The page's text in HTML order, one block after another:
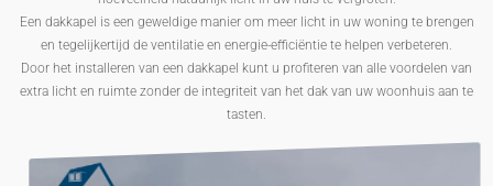
Een dakkapel is een geweldige manier om meer licht in uw woning te brengen
en tegelijkertijd de ventilatie en energie-efficiëntie te helpen verbeteren.
Door het installeren van een dakkapel kunt u profiteren van alle voordelen van
extra licht en ruimte zonder de integriteit van het dak van uw woonhuis aan te
tasten.